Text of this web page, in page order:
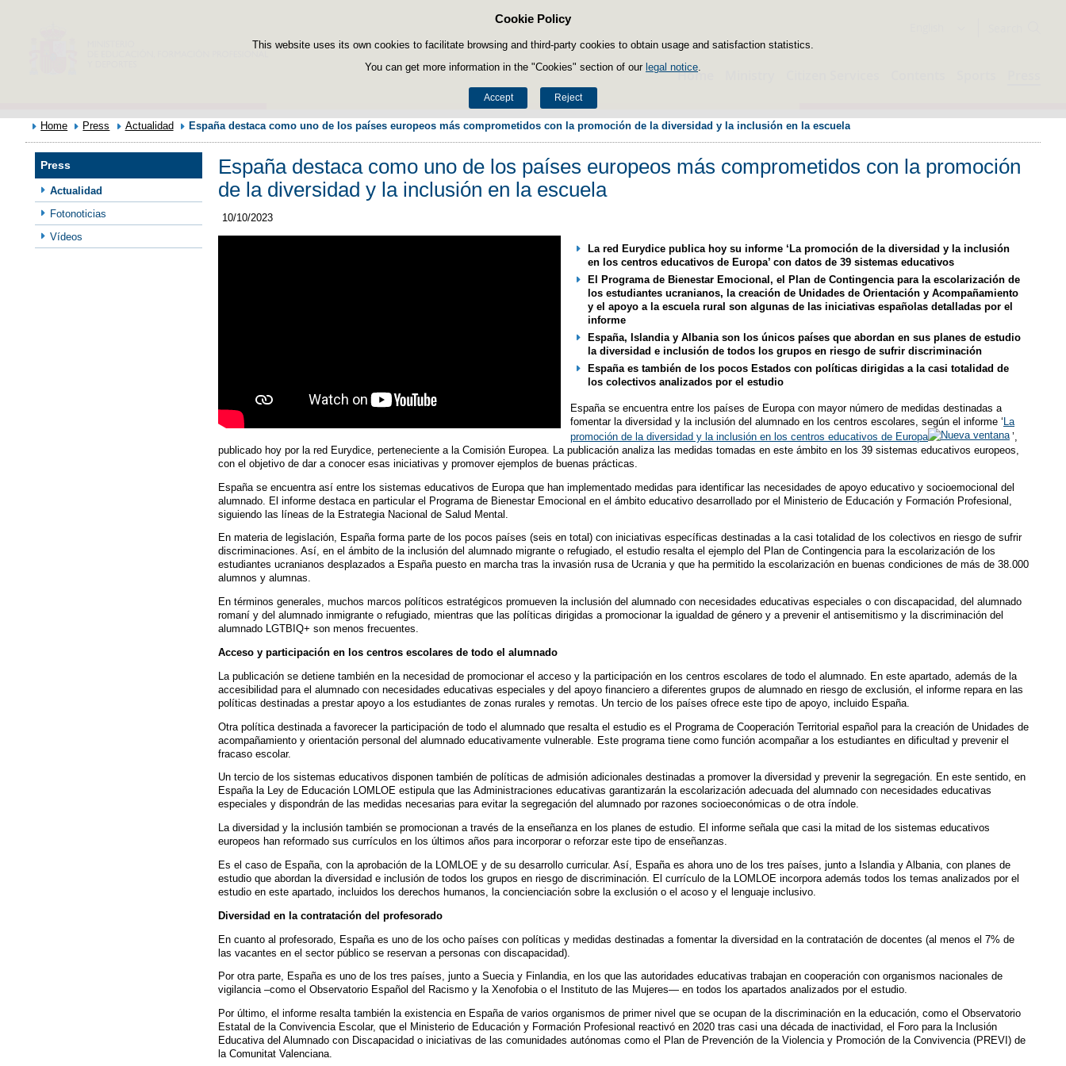
Cookie Policy
This website uses its own cookies to facilitate browsing and third-party cookies to obtain usage and satisfaction statistics.
You can get more information in the "Cookies" section of our legal notice
Accept Reject
Skip to content
Home
Home Press Actualidad España destaca como uno de los países europeos más comprometidos con la promoción de la diversidad y la inclusión en la escuela
Press
Actualidad
Fotonoticias
Vídeos
España destaca como uno de los países europeos más comprometidos con la promoción
de la diversidad y la inclusión en la escuela
10/10/2023
La red Eurydice publica hoy su informe ‘La promoción de la diversidad y la inclusión
en los centros educativos de Europa’ con datos de 39 sistemas educativos
El Programa de Bienestar Emocional, el Plan de Contingencia para la escolarización de
los estudiantes ucranianos, la creación de Unidades de Orientación y Acompañamiento
y el apoyo a la escuela rural son algunas de las iniciativas españolas detalladas por el
informe
España, Islandia y Albania son los únicos países que abordan en sus planes de estudio
la diversidad e inclusión de todos los grupos en riesgo de sufrir discriminación
España es también de los pocos Estados con políticas dirigidas a la casi totalidad de
los colectivos analizados por el estudio
España se encuentra entre los países de Europa con mayor número de medidas destinadas a
fomentar la diversidad y la inclusión del alumnado en los centros escolares, según el informe ‘La
promoción de la diversidad y la inclusión en los centros educativos de Europa
’,
publicado hoy por la red Eurydice, perteneciente a la Comisión Europea. La publicación analiza las medidas tomadas en este ámbito en los 39 sistemas educativos europeos,
con el objetivo de dar a conocer esas iniciativas y promover ejemplos de buenas prácticas.
España se encuentra así entre los sistemas educativos de Europa que han implementado medidas para identificar las necesidades de apoyo educativo y socioemocional del
alumnado. El informe destaca en particular el Programa de Bienestar Emocional en el ámbito educativo desarrollado por el Ministerio de Educación y Formación Profesional,
siguiendo las líneas de la Estrategia Nacional de Salud Mental.
En materia de legislación, España forma parte de los pocos países (seis en total) con iniciativas específicas destinadas a la casi totalidad de los colectivos en riesgo de sufrir
discriminaciones. Así, en el ámbito de la inclusión del alumnado migrante o refugiado, el estudio resalta el ejemplo del Plan de Contingencia para la escolarización de los
estudiantes ucranianos desplazados a España puesto en marcha tras la invasión rusa de Ucrania y que ha permitido la escolarización en buenas condiciones de más de 38.000
alumnos y alumnas.
En términos generales, muchos marcos políticos estratégicos promueven la inclusión del alumnado con necesidades educativas especiales o con discapacidad, del alumnado
romaní y del alumnado inmigrante o refugiado, mientras que las políticas dirigidas a promocionar la igualdad de género y a prevenir el antisemitismo y la discriminación del
alumnado LGTBIQ+ son menos frecuentes.
Acceso y participación en los centros escolares de todo el alumnado
La publicación se detiene también en la necesidad de promocionar el acceso y la participación en los centros escolares de todo el alumnado. En este apartado, además de la
accesibilidad para el alumnado con necesidades educativas especiales y del apoyo financiero a diferentes grupos de alumnado en riesgo de exclusión, el informe repara en las
políticas destinadas a prestar apoyo a los estudiantes de zonas rurales y remotas. Un tercio de los países ofrece este tipo de apoyo, incluido España.
Otra política destinada a favorecer la participación de todo el alumnado que resalta el estudio es el Programa de Cooperación Territorial español para la creación de Unidades de
acompañamiento y orientación personal del alumnado educativamente vulnerable. Este programa tiene como función acompañar a los estudiantes en dificultad y prevenir el
fracaso escolar.
Un tercio de los sistemas educativos disponen también de políticas de admisión adicionales destinadas a promover la diversidad y prevenir la segregación. En este sentido, en
España la Ley de Educación LOMLOE estipula que las Administraciones educativas garantizarán la escolarización adecuada del alumnado con necesidades educativas
especiales y dispondrán de las medidas necesarias para evitar la segregación del alumnado por razones socioeconómicas o de otra índole.
La diversidad y la inclusión también se promocionan a través de la enseñanza en los planes de estudio. El informe señala que casi la mitad de los sistemas educativos
europeos han reformado sus currículos en los últimos años para incorporar o reforzar este tipo de enseñanzas.
Es el caso de España, con la aprobación de la LOMLOE y de su desarrollo curricular. Así, España es ahora uno de los tres países, junto a Islandia y Albania, con planes de
estudio que abordan la diversidad e inclusión de todos los grupos en riesgo de discriminación. El currículo de la LOMLOE incorpora además todos los temas analizados por el
estudio en este apartado, incluidos los derechos humanos, la concienciación sobre la exclusión o el acoso y el lenguaje inclusivo.
Diversidad en la contratación del profesorado
En cuanto al profesorado, España es uno de los ocho países con políticas y medidas destinadas a fomentar la diversidad en la contratación de docentes (al menos el 7% de
las vacantes en el sector público se reservan a personas con discapacidad).
Por otra parte, España es uno de los tres países, junto a Suecia y Finlandia, en los que las autoridades educativas trabajan en cooperación con organismos nacionales de
vigilancia –como el Observatorio Español del Racismo y la Xenofobia o el Instituto de las Mujeres— en todos los apartados analizados por el estudio.
Por último, el informe resalta también la existencia en España de varios organismos de primer nivel que se ocupan de la discriminación en la educación, como el Observatorio
Estatal de la Convivencia Escolar, que el Ministerio de Educación y Formación Profesional reactivó en 2020 tras casi una década de inactividad, el Foro para la Inclusión
Educativa del Alumnado con Discapacidad o iniciativas de las comunidades autónomas como el Plan de Prevención de la Violencia y Promoción de la Convivencia (PREVI) de
la Comunitat Valenciana.